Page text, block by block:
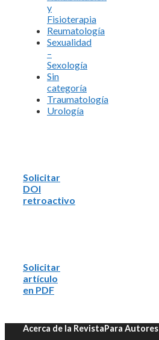
y
Fisioterapia
Reumatología
Sexualidad
–
Sexología
Sin
categoría
Traumatología
Urología
Solicitar
DOI
retroactivo
Solicitar
artículo
en PDF
Acerca de la RevistaPara Autores